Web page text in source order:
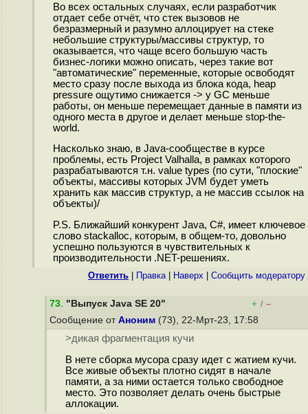
Во всех остальных случаях, если разработчик
отдает себе отчёт, что стек вызовов не
безразмерный и разумно аллоцирует на стеке
небольшие структуры/массивы структур, то
оказывается, что чаще всего большую часть
бизнес-логики можно описать, через такие вот
"автоматические" переменные, которые освободят
место сразу после выхода из блока кода, heap
pressure ощутимо снижается -> у GC меньше
работы, он меньше перемещает данные в памяти из
одного места в другое и делает меньше stop-the-
world.
Насколько знаю, в Java-сообществе в курсе
проблемы, есть Project Valhalla, в рамках которого
разрабатываются т.н. value types (по сути, "плоские"
объекты, массивы которых JVM будет уметь
хранить как массив структур, а не массив ссылок на
объекты)/
P.S. Ближайший конкурент Java, С#, имеет ключевое
слово stackalloc, которым, в общем-то, довольно
успешно пользуются в чувствительных к
производительности .NET-решениях.
Ответить Правка| Наверх Cообщить модератору
73. "Выпуск Java SE 20" + / –
Сообщение от Аноним (73), 22-Мрт-23, 17:58
>дикая фрагментация кучи
В нете сборка мусора сразу идет с жатием кучи.
Все живые объекты плотно сидят в начале
памяти, а за ними остается только свободное
место. Это позволяет делать очень быстрые
аллокации.